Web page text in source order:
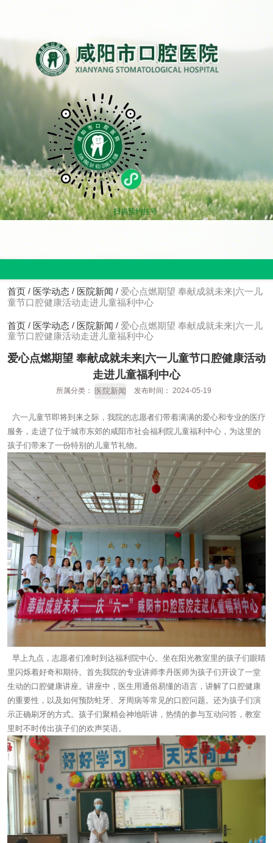
扫描预约挂号
首页 / 医学动态 / 医院新闻 / 爱心点燃期望 奉献成就未来|六一儿
童节口腔健康活动走进儿童福利中心
首页 / 医学动态 / 医院新闻 / 爱心点燃期望 奉献成就未来|六一儿
童节口腔健康活动走进儿童福利中心
爱心点燃期望 奉献成就未来|六一儿童节口腔健康活动
走进儿童福利中心
所属分类： 医院新闻 发布时间： 2024-05-19
六一儿童节即将到来之际，我院的志愿者们带着满满的爱心和专业的医疗
服务，走进了位于城市东郊的咸阳市社会福利院儿童福利中心，为这里的
孩子们带来了一份特别的儿童节礼物。
早上九点，志愿者们准时到达福利院中心。坐在阳光教室里的孩子们眼睛
里闪烁着好奇和期待。首先我院的专业讲师李丹医师为孩子们开设了一堂
生动的口腔健康讲座。讲座中，医生用通俗易懂的语言，讲解了口腔健康
的重要性，以及如何预防蛀牙、牙周病等常见的口腔问题。还为孩子们演
示正确刷牙的方式。孩子们聚精会神地听讲，热情的参与互动问答，教室
里时不时传出孩子们的欢声笑语。